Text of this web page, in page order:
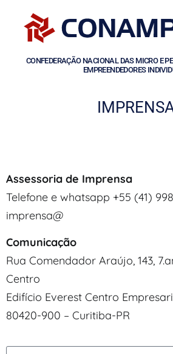
CONFEDERAÇÃO NACIONAL DAS MICRO E
EMPREENDEDORES
Assessoria de Imprensa
Telefone e whatsapp +55 (41)
imprensa@
Comunicação
Rua Comendador Araújo, 143,
Centro
Edifício Everest Centro
80420-900 – Curitiba-PR